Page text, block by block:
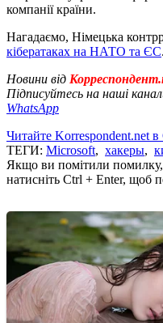
компанії країни.
Нагадаємо, Німецька
кібератаках на НАТО та ЄС.
Новини від
Підписуйтесь на наші
WhatsApp
Читайте Korrespondent.net
ТЕГИ: Microsoft, хакеры,
Якщо ви помітили помилку,
натисніть Ctrl + Enter, щоб